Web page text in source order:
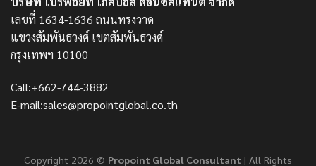
เลขที่ 1634-1636 ถนนทรงวาด
แขวงสัมพันธวงศ์ เขตสัมพันธวงศ์
กรุงเทพฯ 10100
Call:+662-744-3882
E-mail:sales@propointglobal.co.th
Copyright 2026 © Propoint Global Consultant | All Rights